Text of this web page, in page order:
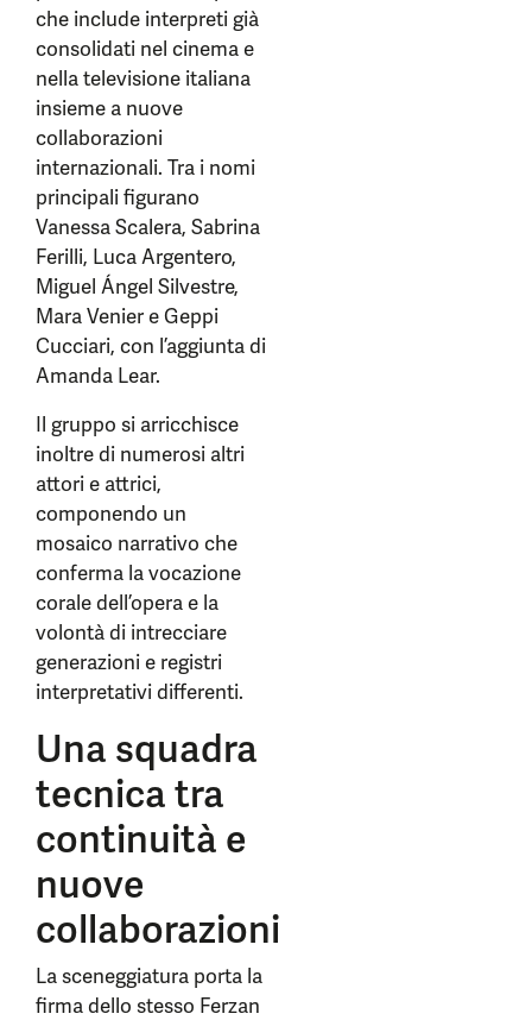
che include interpreti già
consolidati nel cinema e
nella televisione italiana
insieme a nuove
collaborazioni
internazionali. Tra i nomi
principali figurano
Vanessa Scalera, Sabrina
Ferilli, Luca Argentero,
Miguel Ángel Silvestre,
Mara Venier e Geppi
Cucciari, con l’aggiunta di
Amanda Lear.
Il gruppo si arricchisce
inoltre di numerosi altri
attori e attrici,
componendo un
mosaico narrativo che
conferma la vocazione
corale dell’opera e la
volontà di intrecciare
generazioni e registri
interpretativi differenti.
Una squadra
tecnica tra
continuità e
nuove
collaborazioni
La sceneggiatura porta la
firma dello stesso Ferzan